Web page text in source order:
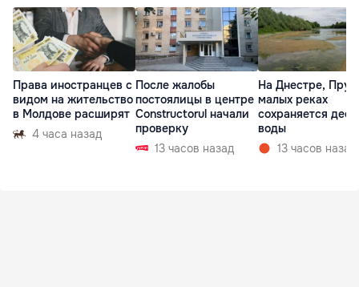
Права иностранцев с
видом на жительство
в Молдове расширят
4 часа назад
После жалобы
постоялицы в центре
Constructorul начали
проверку
13 часов назад
На Днестре,
малых реках
сохраняется
воды
13 часов назад